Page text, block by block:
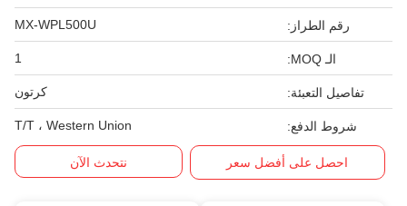
رقم الطراز: MX-WPL500U
الـ MOQ: 1
تفاصيل التعبئة: كرتون
شروط الدفع: T/T ، Western Union
احصل على أفضل سعر نتحدث الآن